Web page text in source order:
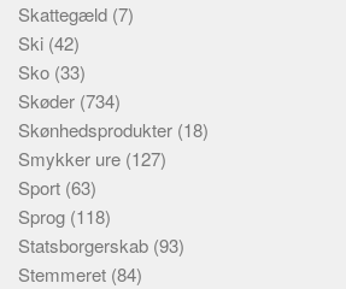
Skattegæld (7)
Ski (42)
Sko (33)
Skøder (734)
Skønhedsprodukter (18)
Smykker ure (127)
Sport (63)
Sprog (118)
Statsborgerskab (93)
Stemmeret (84)